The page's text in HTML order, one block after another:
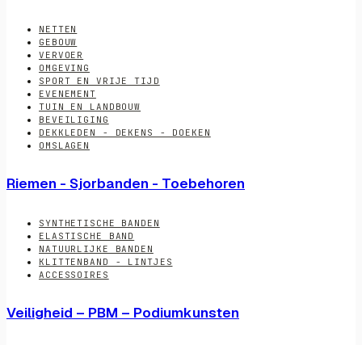
NETTEN
GEBOUW
VERVOER
OMGEVING
SPORT EN VRIJE TIJD
EVENEMENT
TUIN EN LANDBOUW
BEVEILIGING
DEKKLEDEN - DEKENS - DOEKEN
OMSLAGEN
Riemen - Sjorbanden - Toebehoren
SYNTHETISCHE BANDEN
ELASTISCHE BAND
NATUURLIJKE BANDEN
KLITTENBAND - LINTJES
ACCESSOIRES
Veiligheid – PBM – Podiumkunsten